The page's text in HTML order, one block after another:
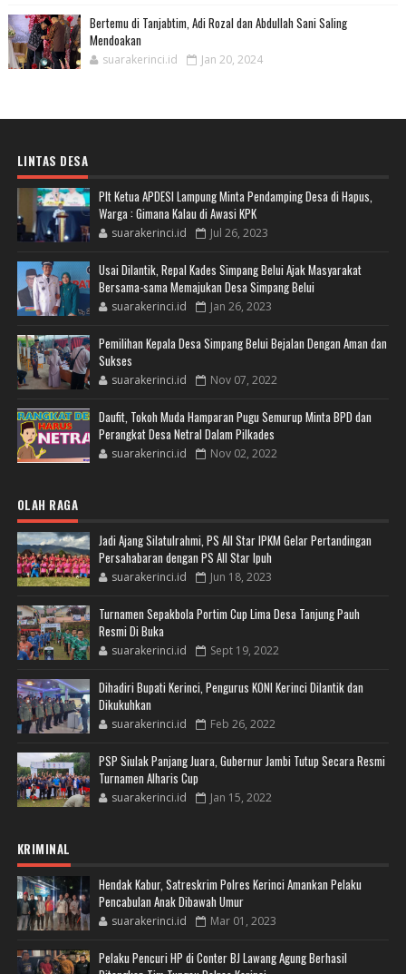
Bertemu di Tanjabtim, Adi Rozal dan Abdullah Sani Saling
Mendoakan
suarakerinci.id Jan 20, 2024
LINTAS DESA
Plt Ketua APDESI Lampung Minta Pendamping Desa di Hapus,
Warga : Gimana Kalau di Awasi KPK
suarakerinci.id Jul 26, 2023
Usai Dilantik, Repal Kades Simpang Belui Ajak Masyarakat
Bersama-sama Memajukan Desa Simpang Belui
suarakerinci.id Jan 26, 2023
Pemilihan Kepala Desa Simpang Belui Bejalan Dengan Aman dan
Sukses
suarakerinci.id Nov 07, 2022
Daufit, Tokoh Muda Hamparan Pugu Semurup Minta BPD dan
Perangkat Desa Netral Dalam Pilkades
suarakerinci.id Nov 02, 2022
OLAH RAGA
Jadi Ajang Silatulrahmi, PS All Star IPKM Gelar Pertandingan
Persahabaran dengan PS All Star Ipuh
suarakerinci.id Jun 18, 2023
Turnamen Sepakbola Portim Cup Lima Desa Tanjung Pauh
Resmi Di Buka
suarakerinci.id Sept 19, 2022
Dihadiri Bupati Kerinci, Pengurus KONI Kerinci Dilantik dan
Dikukuhkan
suarakerinci.id Feb 26, 2022
PSP Siulak Panjang Juara, Gubernur Jambi Tutup Secara Resmi
Turnamen Alharis Cup
suarakerinci.id Jan 15, 2022
KRIMINAL
Hendak Kabur, Satreskrim Polres Kerinci Amankan Pelaku
Pencabulan Anak Dibawah Umur
suarakerinci.id Mar 01, 2023
Pelaku Pencuri HP di Conter BJ Lawang Agung Berhasil